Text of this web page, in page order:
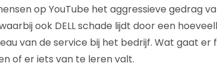
op YouTube het aggressieve gedrag
ook DELL schade lijdt door een
van de service bij het bedrijf. Wat gaat er
of er iets van te leren valt.